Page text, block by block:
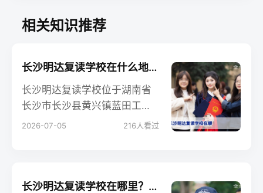
相关知识推荐
长沙明达复读学校在什么地方？2026年最新地址与交通指南
长沙明达复读学校位于湖南省
长沙市长沙县黄兴镇蓝田工业
园，本文提供2026年最新地
2026-07-05 216人看过
长沙明达复读学校在哪里？2026年最新校区地址与交通指南